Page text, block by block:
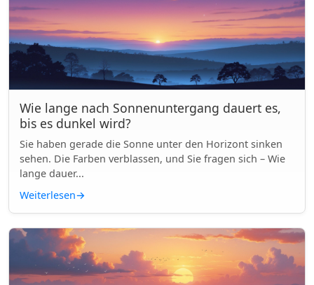
Wie lange nach Sonnenuntergang dauert es,
bis es dunkel wird?
Sie haben gerade die Sonne unter den Horizont sinken
sehen. Die Farben verblassen, und Sie fragen sich – Wie
lange dauer...
Weiterlesen→